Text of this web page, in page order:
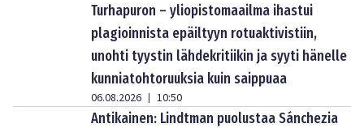
Turhapuron – yliopistomaailma ihastui
plagioinnista epäiltyyn rotuaktivistiin,
unohti tyystin lähdekritiikin ja syyti hänelle
kunniatohtoruuksia kuin saippuaa
06.08.2026 | 10:50
Antikainen: Lindtman puolustaa Sánchezia